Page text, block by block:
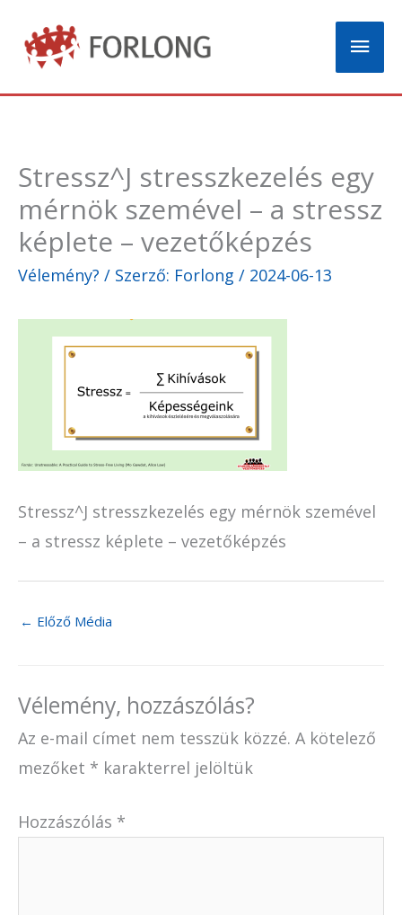
content
Main
Stressz^J stresszkezelés egy
mérnök szemével – a stressz
képlete – vezetőképzés
Vélemény? / Szerző: Forlong / 2024-06-13
Stressz^J stresszkezelés egy mérnök szemével
– a stressz képlete – vezetőképzés
← Előző Média
Vélemény, hozzászólás?
Az e-mail címet nem tesszük közzé. A kötelező
mezőket * karakterrel jelöltük
Hozzászólás *